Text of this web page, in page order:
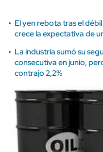
El yen rebota tras el
crece la expectativa de
La industria sumó su
consecutiva en junio,
contrajo 2,2%